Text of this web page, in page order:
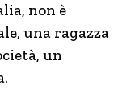
non è
una ragazza
un